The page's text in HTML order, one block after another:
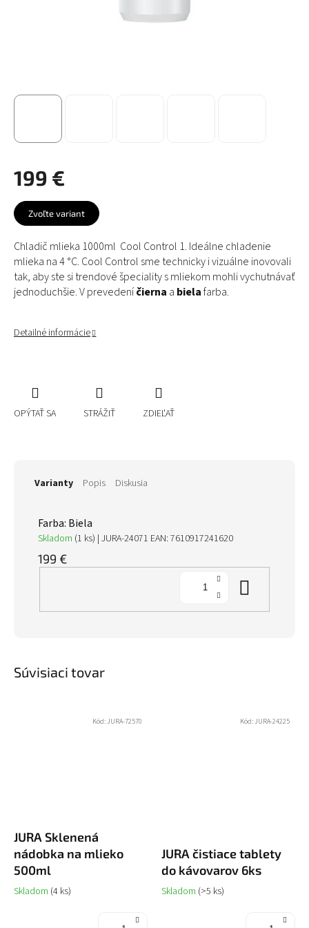
199 €
Jednotková
cena:Zvoľte variant
Chladič mlieka 1000ml Cool Control 1. Ideálne chladenie
mlieka na 4 °C. Cool Control sme technicky i vizuálne inovovali
tak, aby ste si trendové špeciality s mliekom mohli vychutnávať
jednoduchšie. V prevedeníčierna a bielafarba.
Detailné informácie
OPÝTAŤ SA STRÁŽIŤ ZDIEĽAŤ
Varianty Popis Diskusia
Farba: Biela
Skladom (1 ks) | JURA-24071 EAN: 7610917241620
199 €
Súvisiaci tovar
JURA Sklenená
nádobka na mlieko
500ml
Skladom (4 ks)
Kód:JURA-72570
JURA čistiace tablety
do kávovarov 6ks
Skladom (>5 ks)
Kód:JURA-24225